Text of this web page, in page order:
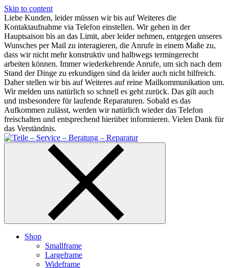
Skip to content
Liebe Kunden, leider müssen wir bis auf Weiteres die
Kontaktaufnahme via Telefon einstellen. Wir gehen in der
Hauptsaison bis an das Limit, aber leider nehmen, entgegen unseres
Wunsches per Mail zu interagieren, die Anrufe in einem Maße zu,
dass wir nicht mehr konstruktiv und halbwegs termingerecht
arbeiten können. Immer wiederkehrende Anrufe, um sich nach dem
Stand der Dinge zu erkundigen sind da leider auch nicht hilfreich.
Daher stellen wir bis auf Weiteres auf reine Mailkommunikation um.
Wir melden uns natürlich so schnell es geht zurück. Das gilt auch
und insbesondere für laufende Reparaturen. Sobald es das
Aufkommen zulässt, werden wir natürlich wieder das Telefon
freischalten und entsprechend hierüber informieren. Vielen Dank für
das Verständnis.
Shop
Smallframe
Largeframe
Wideframe